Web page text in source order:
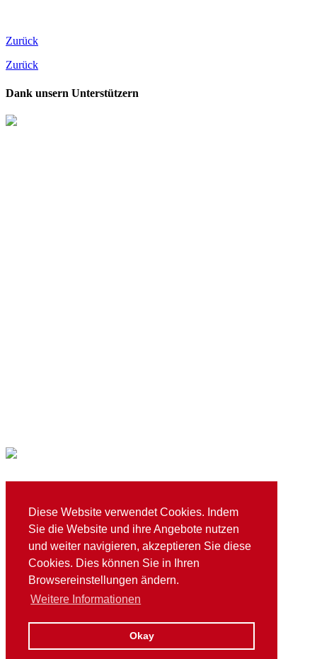
Diese Website verwendet Cookies. Indem
Sie die Website und ihre Angebote nutzen
und weiter navigieren, akzeptieren Sie diese
Cookies. Dies können Sie in Ihren
Browsereinstellungen ändern.
Weitere Informationen
Okay
Zurück
Zurück
Dank unsern Unterstützern
E info@tsg-mainaschaff.de
T+49 (0)6021 76613
Schuberstraße 4 / 63814 Mainaschaff
© 2026 TSG Mainaschaff 1973 e. V.
Datenschutz
Gemeinde Mainaschaff